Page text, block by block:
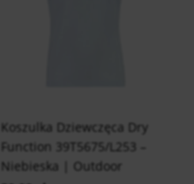
Koszulka Dziewczęca Dry
Function 39T5675/L253 –
Niebieska | Outdoor